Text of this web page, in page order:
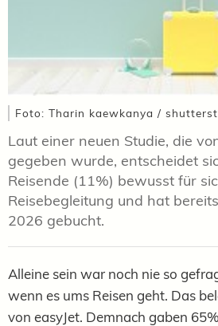
Foto: Tharin kaewkanya /
Laut einer neuen Studie, die
gegeben wurde, entscheidet
Reisende (11%) bewusst für
Reisebegleitung und hat
2026 gebucht.
Alleine sein war noch nie so
wenn es ums Reisen geht. Das
von easyJet. Demnach gaben